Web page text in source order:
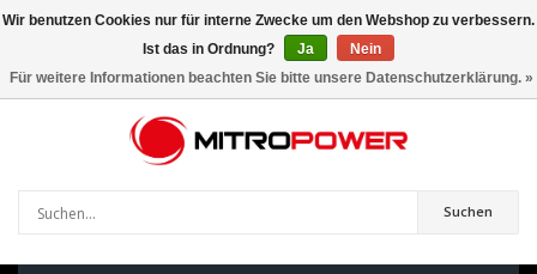
artikel
Suchen
Wir benutzen Cookies nur für interne Zwecke um den Webshop zu verbessern.
Ist das in Ordnung?
Ja
Nein
Für weitere Informationen beachten Sie bitte unsere Datenschutzerklärung. »